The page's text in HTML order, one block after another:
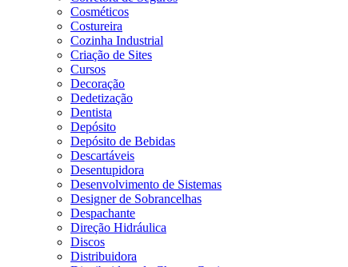
Cosméticos
Costureira
Cozinha Industrial
Criação de Sites
Cursos
Decoração
Dedetização
Dentista
Depósito
Depósito de Bebidas
Descartáveis
Desentupidora
Desenvolvimento de Sistemas
Designer de Sobrancelhas
Despachante
Direção Hidráulica
Discos
Distribuidora